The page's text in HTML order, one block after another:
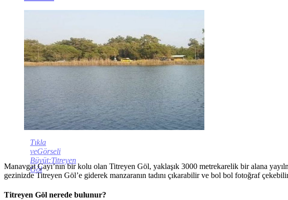
Tıkla
veGörseli
Büyüt:Titreyen
Göl
Manavgat Çayı’nın bir kolu olan Titreyen Göl, yaklaşık 3000 metrekarelik bir alana
gezinizde Titreyen Göl’e giderek manzaranın tadını çıkarabilir ve bol bol fotoğraf
Titreyen Göl nerede bulunur?